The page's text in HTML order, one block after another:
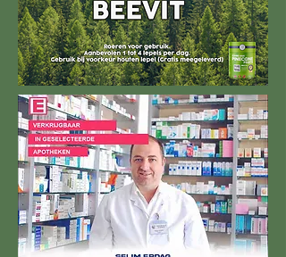
Expert Analyse's